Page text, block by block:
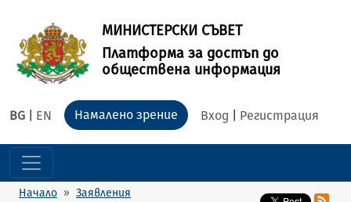
МИНИСТЕРСКИ СЪВЕТ
Платформа за достъп до
обществена информация
BG EN Вход Регистрация
Намалено зрение
Начало
Заявления